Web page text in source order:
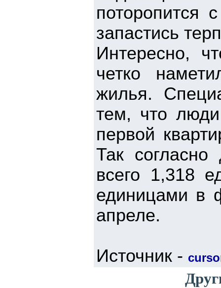
поторопится
запастись
Интересно,
четко
жилья.
тем, что
первой
Так
всего 1,318
единицами в
апреле.
Источник -